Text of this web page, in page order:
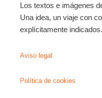
Los textos e imágenes
Una idea, un viaje con
explícitamente indicados.
Aviso legal
Política de cookies